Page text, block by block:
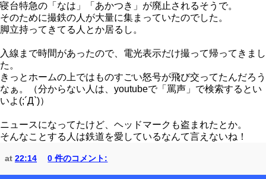
寝台特急の「なは」「あかつき」が廃止されるそうで。
そのために撮鉄の人が大量に集まっていたのでした。
脚立持ってきてる人とか居るし。
入線まで時間があったので、電光表示だけ撮って帰ってきまし
た。
きっとホームの上ではものすごい怒号が飛び交ってたんだろう
なぁ。（分からない人は、youtubeで「罵声」で検索するとい
いよ(;´Д`)）
ニュースになってたけど、ヘッドマークも盗まれたとか。
そんなことする人は鉄道を愛しているなんて言えないね！
at 22:14 0 件のコメント: